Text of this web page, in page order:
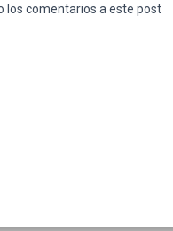
los comentarios a este post